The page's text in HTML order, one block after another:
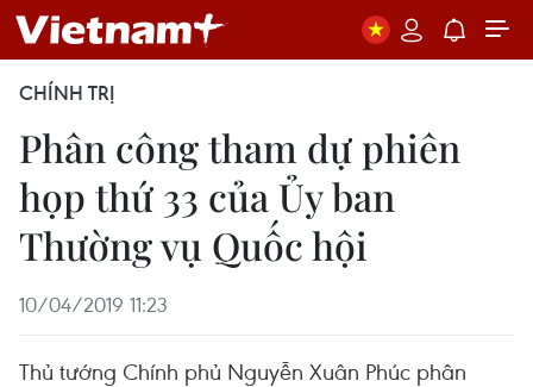
CHÍNH TRỊ
Phân công tham dự phiên
họp thứ 33 của Ủy ban
Thường vụ Quốc hội
10/04/2019 11:23
Thủ tướng Chính phủ Nguyễn Xuân Phúc phân